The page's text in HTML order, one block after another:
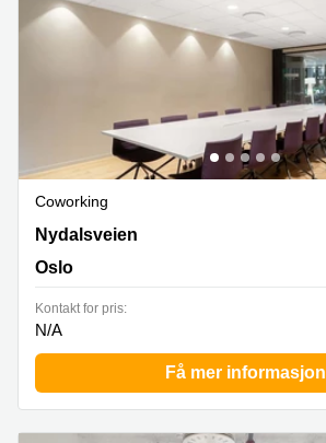
Coworking
28 Nydalsveien,1st floor, Oslo
Nydalsveien
Oslo
Kontakt for pris:
N/A
Få mer informasjon